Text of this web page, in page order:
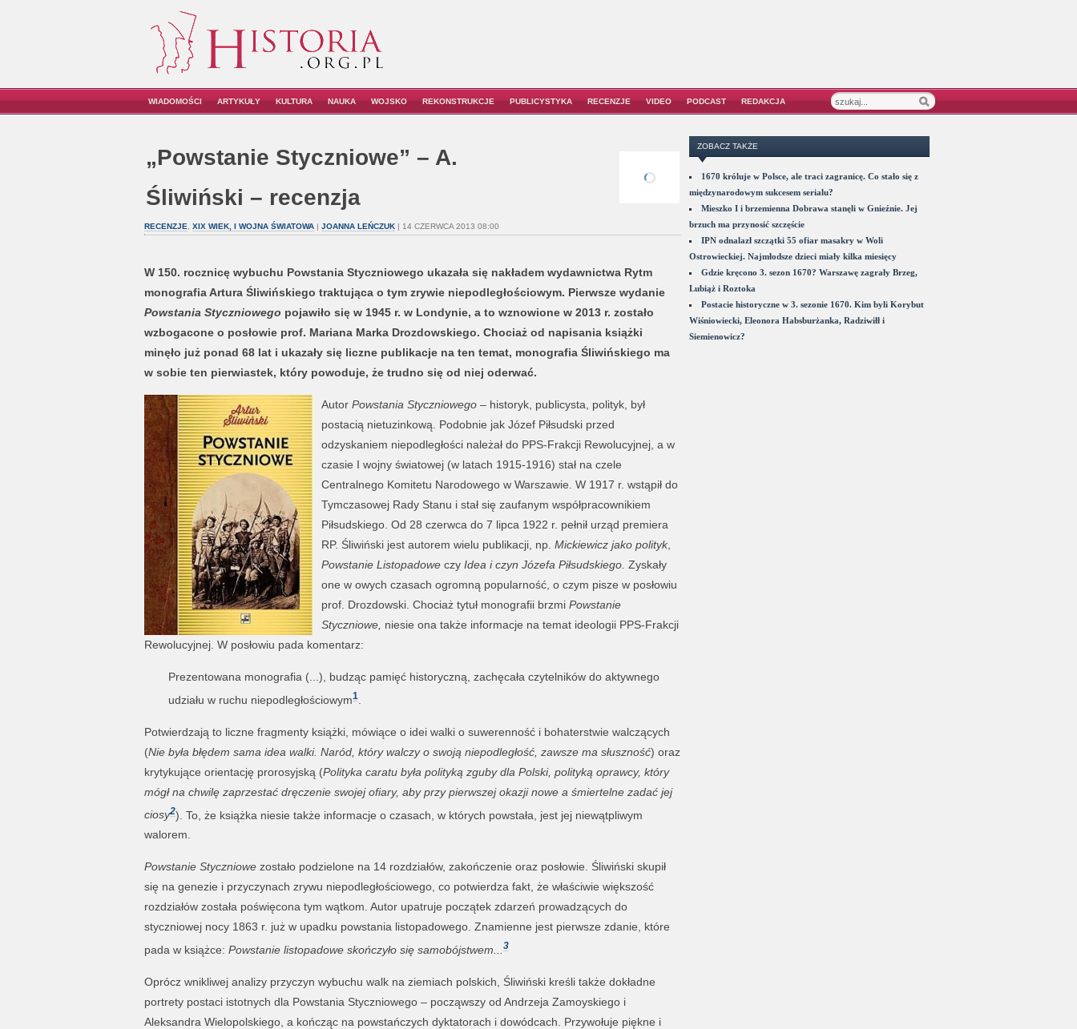
WIADOMOŚCI ARTYKUŁY KULTURA NAUKA WOJSKO REKONSTRUKCJE PUBLICYSTYKA RECENZJE VIDEO PODCAST REDAKCJA
„Powstanie Styczniowe” – A.
Śliwiński – recenzja
RECENZJE XIX WIEK, I WOJNA ŚWIATOWA| JOANNA LEŃCZUK| 14 CZERWCA 2013 08:00
W 150. rocznicę wybuchu Powstania Styczniowego ukazała się nakładem wydawnictwa Rytm
monografia Artura Śliwińskiego traktująca o tym zrywie niepodległościowym. Pierwsze wydanie
Powstania Styczniowego pojawiło się w 1945 r. w Londynie, a to wznowione w 2013 r. zostało
wzbogacone o posłowie prof. Mariana Marka Drozdowskiego. Chociaż od napisania książki
minęło już ponad 68 lat i ukazały się liczne publikacje na ten temat, monografia Śliwińskiego ma
w sobie ten pierwiastek, który powoduje, że trudno się od niej oderwać.
Autor Powstania Styczniowego – historyk, publicysta, polityk, był
postacią nietuzinkową. Podobnie jak Józef Piłsudski przed
odzyskaniem niepodległości należał do PPS-Frakcji Rewolucyjnej, a w
czasie I wojny światowej (w latach 1915-1916) stał na czele
Centralnego Komitetu Narodowego w Warszawie. W 1917 r. wstąpił do
Tymczasowej Rady Stanu i stał się zaufanym współpracownikiem
Piłsudskiego. Od 28 czerwca do 7 lipca 1922 r. pełnił urząd premiera
RP. Śliwiński jest autorem wielu publikacji, np. Mickiewicz jako polityk,
Powstanie Listopadowe czyIdea i czyn Józefa Piłsudskiego. Zyskały
one w owych czasach ogromną popularność, o czym pisze w posłowiu
prof. Drozdowski. Chociaż tytuł monografii brzmi Powstanie
Styczniowe, niesie ona także informacje na temat ideologii PPS-Frakcji
Rewolucyjnej. W posłowiu pada komentarz:
Prezentowana monografia (...), budząc pamięć historyczną, zachęcała czytelników do aktywnego
udziału w ruchu niepodległościowym1.
Potwierdzają to liczne fragmenty książki, mówiące o idei walki o suwerenność i bohaterstwie walczących
(Nie była błędem sama idea walki. Naród, który walczy o swoją niepodległość, zawsze ma słuszność) oraz
krytykujące orientację prorosyjską (Polityka caratu była polityką zguby dla Polski, polityką oprawcy, który
mógł na chwilę zaprzestać dręczenie swojej ofiary, aby przy pierwszej okazji nowe a śmiertelne zadać jej
ciosy2). To, że książka niesie także informacje o czasach, w których powstała, jest jej niewątpliwym
walorem.
Powstanie Styczniowezostało podzielone na 14 rozdziałów, zakończenie oraz posłowie. Śliwiński skupił
się na genezie i przyczynach zrywu niepodległościowego, co potwierdza fakt, że właściwie większość
rozdziałów została poświęcona tym wątkom. Autor upatruje początek zdarzeń prowadzących do
styczniowej nocy 1863 r. już w upadku powstania listopadowego. Znamienne jest pierwsze zdanie, które
pada w książce: Powstanie listopadowe skończyło się samobójstwem... 3
Oprócz wnikliwej analizy przyczyn wybuchu walk na ziemiach polskich, Śliwiński kreśli także dokładne
portrety postaci istotnych dla Powstania Styczniowego – począwszy od Andrzeja Zamoyskiego i
Aleksandra Wielopolskiego, a kończąc na powstańczych dyktatorach i dowódcach. Przywołuje piękne i
ZOBACZ TAKŻE
1670 króluje w Polsce, ale traci zagranicę. Co stało się z
międzynarodowym sukcesem serialu?
Mieszko I i brzemienna Dobrawa stanęli w Gnieźnie. Jej
brzuch ma przynosić szczęście
IPN odnalazł szczątki 55 ofiar masakry w Woli
Ostrowieckiej. Najmłodsze dzieci miały kilka miesięcy
Gdzie kręcono 3. sezon 1670? Warszawę zagrały Brzeg,
Lubiąż i Roztoka
Postacie historyczne w 3. sezonie 1670. Kim byli Korybut
Wiśniowiecki, Eleonora Habsburżanka, Radziwiłł i
Siemienowicz?